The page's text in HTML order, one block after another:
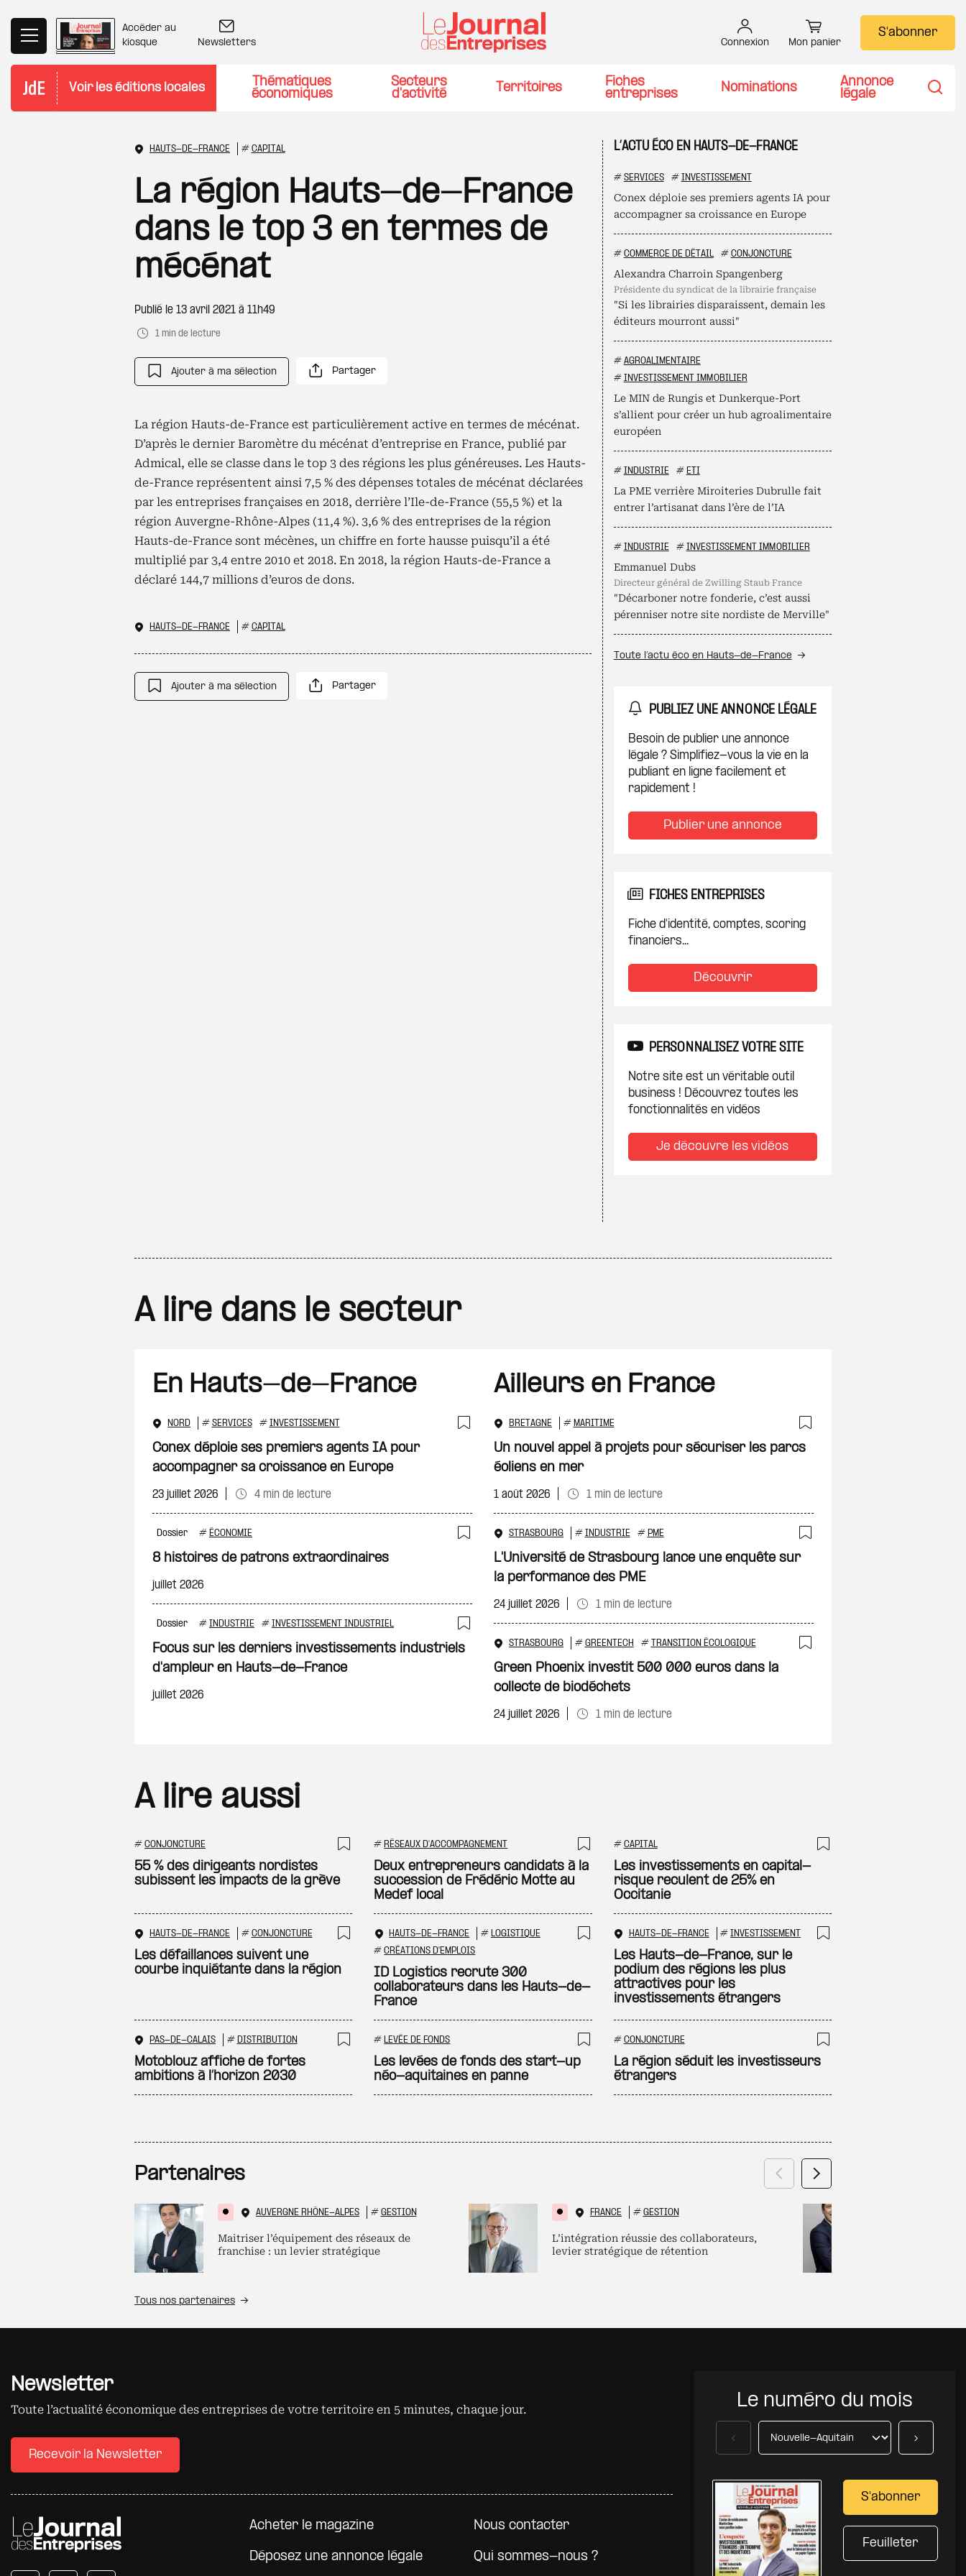
Accéder au
kiosque
Newsletters Connexion Mon panier
S'abonner
Voir les éditions locales
Thématiques
économiques
Secteurs
d'activité
Territoires
Fiches
entreprises
Nominations
Annonce
légale
HAUTS-DE-FRANCE # CAPITAL
La région Hauts-de-France
dans le top 3 en termes de
mécénat
Publié le 13 avril 2021 à 11h49
1 min de lecture
Ajouter à ma sélection Partager
La région Hauts-de-France est particulièrement active en termes de mécénat.
D’après le dernier Baromètre du mécénat d’entreprise en France, publié par
Admical, elle se classe dans le top 3 des régions les plus généreuses. Les Hauts-
de-France représentent ainsi 7,5 % des dépenses totales de mécénat déclarées
par les entreprises françaises en 2018, derrière l’Ile-de-France (55,5 %) et la
région Auvergne-Rhône-Alpes (11,4 %). 3,6 % des entreprises de la région
Hauts-de-France sont mécènes, un chiffre en forte hausse puisqu’il a été
multiplié par 3,4 entre 2010 et 2018. En 2018, la région Hauts-de-France a
déclaré 144,7 millions d’euros de dons.
HAUTS-DE-FRANCE # CAPITAL
Ajouter à ma sélection Partager
L’ACTU ÉCO EN HAUTS-DE-FRANCE
# SERVICES # INVESTISSEMENT
Conex déploie ses premiers agents IA pour
accompagner sa croissance en Europe
# COMMERCE DE DÉTAIL # CONJONCTURE
Alexandra Charroin Spangenberg
présidente du syndicat de la librairie française
"Si les librairies disparaissent, demain les
éditeurs mourront aussi"
# AGROALIMENTAIRE
# INVESTISSEMENT IMMOBILIER
Le MIN de Rungis et Dunkerque-Port
s’allient pour créer un hub agroalimentaire
européen
# INDUSTRIE # ETI
La PME verrière Miroiteries Dubrulle fait
entrer l’artisanat dans l’ère de l’IA
# INDUSTRIE # INVESTISSEMENT IMMOBILIER
Emmanuel Dubs
directeur général de Zwilling Staub France
"Décarboner notre fonderie, c’est aussi
pérenniser notre site nordiste de Merville"
Toute l’actu éco en Hauts-de-France
PUBLIEZ UNE ANNONCE LÉGALE
Besoin de publier une annonce
légale ? Simplifiez-vous la vie en la
publiant en ligne facilement et
rapidement !
Publier une annonce
FICHES ENTREPRISES
Fiche d'identité, comptes, scoring
financiers...
Découvrir
PERSONNALISEZ VOTRE SITE
Notre site est un véritable outil
business ! Découvrez toutes les
fonctionnalités en vidéos
Je découvre les vidéos
A lire dans le secteur
En Hauts-de-France
NORD # SERVICES # INVESTISSEMENT
Ajouter à ma sélection
Conex déploie ses premiers agents IA pour
accompagner sa croissance en Europe
23 juillet 2026 4 min de lecture
Dossier # ÉCONOMIE
Ajouter à ma sélection
8 histoires de patrons extraordinaires
juillet 2026
Dossier # INDUSTRIE # INVESTISSEMENT INDUSTRIEL
Ajouter à ma sélection
Focus sur les derniers investissements industriels
d'ampleur en Hauts-de-France
juillet 2026
Ailleurs en France
BRETAGNE # MARITIME
Ajouter à ma
Un nouvel appel à projets pour sécuriser les parcs
éoliens en mer
1 août 2026 1 min de lecture
STRASBOURG # INDUSTRIE # PME
Ajouter à ma
L'Université de Strasbourg lance une enquête sur
la performance des PME
24 juillet 2026 1 min de lecture
STRASBOURG # GREENTECH # TRANSITION ÉCOLOGIQUE
Green Phoenix investit 500 000 euros dans la
collecte de biodéchets
24 juillet 2026 1 min de lecture
A lire aussi
# CONJONCTURE
Ajouter à ma sélection
55 % des dirigeants nordistes
subissent les impacts de la grève
#RÉSEAUX D'ACCOMPAGNEMENT
Ajouter à ma sélection
Deux entrepreneurs candidats à la
succession de Frédéric Motte au
Medef local
# CAPITAL
Les investissements en capital-
risque reculent de 25% en
Occitanie
HAUTS-DE-FRANCE # CONJONCTURE
Ajouter à ma sélection
Les défaillances suivent une
courbe inquiétante dans la région
HAUTS-DE-FRANCE # LOGISTIQUE
#CRÉATIONS D'EMPLOIS Ajouter à ma sélection
ID Logistics recrute 300
collaborateurs dans les Hauts-de-
France
HAUTS-DE-FRANCE #INVESTISSEMENT
Les Hauts-de-France, sur le
podium des régions les plus
attractives pour les
investissements étrangers
PAS-DE-CALAIS # DISTRIBUTION
Ajouter à ma sélection
Motoblouz affiche de fortes
ambitions à l’horizon 2030
#LEVÉE DE FONDS
Ajouter à ma sélection
Les levées de fonds des start-up
néo-aquitaines en panne
# CONJONCTURE
Ajouter à ma
La région séduit les investisseurs
étrangers
Partenaires
AUVERGNE RHÔNE-ALPES # GESTION
Maitriser l’équipement des réseaux de
franchise : un levier stratégique
FRANCE # GESTION
L’intégration réussie des collaborateurs,
levier stratégique de rétention
Précédent
Suivant
Tous nos partenaires
Newsletter
Toute l’actualité économique des entreprises de votre territoire en 5 minutes, chaque jour.
Recevoir la Newsletter
Pied de page
Acheter le magazine
Déposez une annonce légale
Nous contacter
Qui sommes-nous ?
Le numéro du mois
S'abonner
Feuilleter
Précédent Suivant